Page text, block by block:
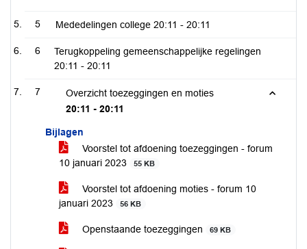
5 Mededelingen college 20:11 - 20:11
6
Terugkoppeling gemeenschappelijke regelingen
20:11 - 20:11
7
Overzicht toezeggingen en moties
20:11 - 20:11
Bijlagen
Voorstel tot afdoening toezeggingen - forum
10 januari 2023
55 KB
Voorstel tot afdoening moties - forum 10
januari 2023
56 KB
Openstaande toezeggingen 69 KB